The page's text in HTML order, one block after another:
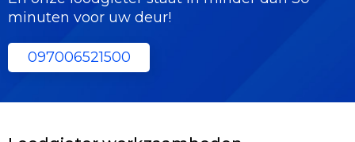
minuten voor uw deur!
097006521500